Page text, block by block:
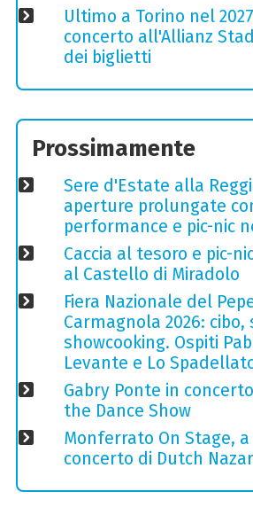
Ultimo a Torino nel
concerto all'Allianz
dei biglietti
Prossimamente
Sere d'Estate alla
aperture prolungate
performance e pic-nic
Caccia al tesoro e pic-
al Castello di Miradolo
Fiera Nazionale del
Carmagnola 2026:
showcooking. Ospiti
Levante e Lo
Gabry Ponte in
the Dance Show
Monferrato On Stage,
concerto di Dutch